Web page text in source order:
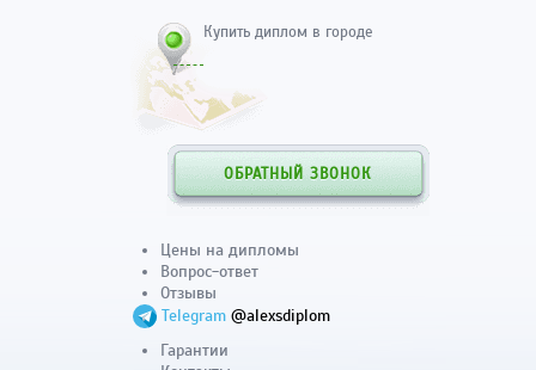
Купить диплом в городе
ОБРАТНЫЙ ЗВОНОК
Цены на дипломы
Вопрос-ответ
Отзывы
Telegram @alexsdiplom
Гарантии